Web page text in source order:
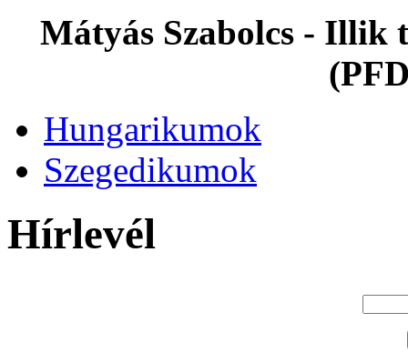
Mátyás Szabolcs - Illik
Hungarikumok
Szegedikumok
Hírlevél